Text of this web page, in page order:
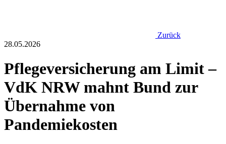
Zurück
28.05.2026
Pflegeversicherung am Limit –
VdK NRW mahnt Bund zur
Übernahme von
Pandemiekosten